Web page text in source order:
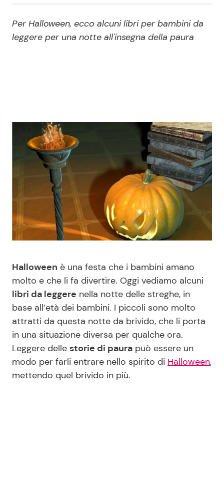
Persone Scomparse Programmi TV
News Cinema
News Musica
News Spettacolo
News dal mondo
Benessere
Moda e Style
Mondo Mamma
News benessere
Salute
Cucina e Ricette
Dolci
Le Ricette in TV
Primi Piatti
Ricette Facili e Veloci
Per Halloween, ecco alcuni libri per bambini da
leggere per una notte all'insegna della paura
Halloween è una festa che i bambini amano
molto e che li fa divertire. Oggi vediamo alcuni
libri da leggere nella notte delle streghe, in
base all’età dei bambini. I piccoli sono molto
attratti da questa notte da brivido, che li porta
in una situazione diversa per qualche ora.
Leggere delle storie di paura può essere un
modo per farli entrare nello spirito di Halloween,
mettendo quel brivido in più.